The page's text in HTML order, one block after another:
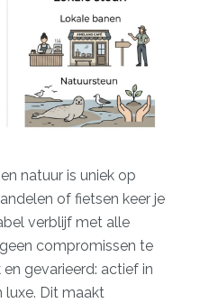
natuur is uniek op
of fietsen keer je
verblijf met alle
compromissen te
en gevarieerd: actief in
luxe. Dit maakt